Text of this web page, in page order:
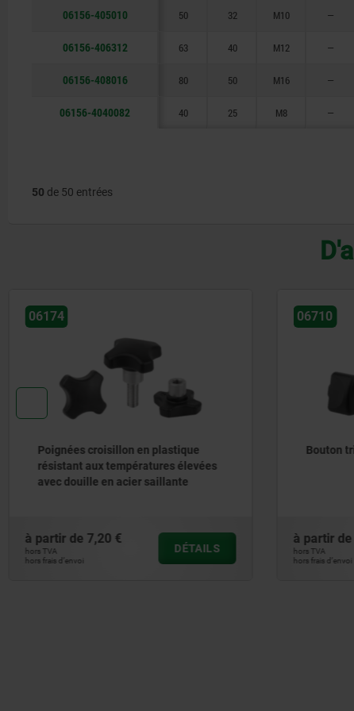
06156-405010 50 32 M10 —
06156-406312 63 40 M12 —
06156-408016 80 50 M16 —
06156-4040082 40 25 M8 —
50 de 50 entrées
06710
Bouton triangle 2K ergonomique
à partir de 6,82 €
hors TVA
hors frais d’envoi
DÉTAILS
06220
Bouton
à partir de
hors TVA
hors frais d’envoi